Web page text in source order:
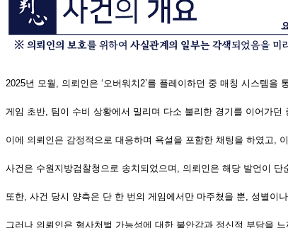
2025년 모월, 의뢰인은 ‘오버워치2’를 플레이하던 중 매칭 시스템
게임 초반, 팀이 수비 상황에서 밀리며 다소 불리한 경기를 이어가
이에 의뢰인은 감정적으로 대응하며 욕설을 포함한 채팅을 하였고,
사건은 수원지방검찰청으로 송치되었으며, 의뢰인은 해당 발언이
또한, 사건 당시 양측은 단 한 번의 게임에서만 마주쳤을 뿐, 성별이
그러나 의뢰인은 형사처벌 가능성에 대한 불안감과 정신적 부담을